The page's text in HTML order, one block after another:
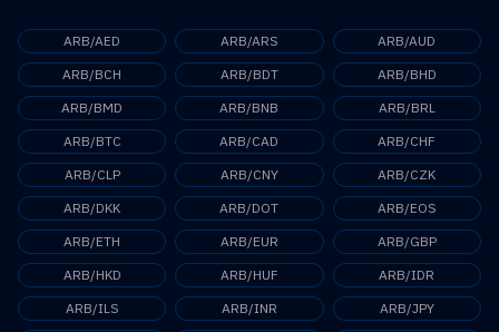
ARB/AED ARB/ARS
ARB/AUD
ARB/BCH
ARB/BDT
ARB/BHD
ARB/BMD
ARB/BNB
ARB/BRL
ARB/BTC
ARB/CAD
ARB/CHF
ARB/CLP
ARB/CNY
ARB/CZK
ARB/DKK
ARB/DOT
ARB/EOS
ARB/ETH
ARB/EUR
ARB/GBP
ARB/HKD
ARB/HUF
ARB/IDR
ARB/ILS
ARB/INR
ARB/JPY